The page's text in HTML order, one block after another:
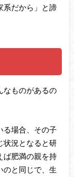
系だから」と諦
なものがあるの
る場合、その子
状況となると研
ば肥満の親を持
のと同じで、生